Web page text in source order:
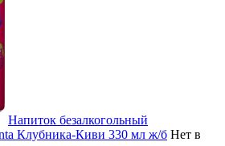
Напиток безалкогольный
Клубника-Киви 330 мл ж/б Нет в